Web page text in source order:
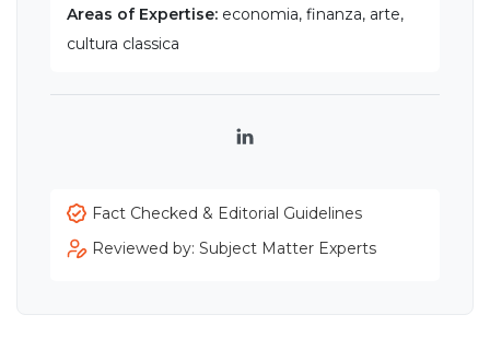
Areas of Expertise: economia, finanza, arte,
cultura classica
LinkedIn
Fact Checked & Editorial Guidelines
Reviewed by: Subject Matter Experts